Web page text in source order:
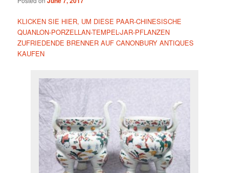
KLICKEN SIE HIER, UM DIESE PAAR-CHINESISCHE
QUANLON-PORZELLAN-TEMPEL-JAR-PFLANZEN
ZUFRIEDENDE BRENNER AUF CANONBURY ANTIQUES
KAUFEN